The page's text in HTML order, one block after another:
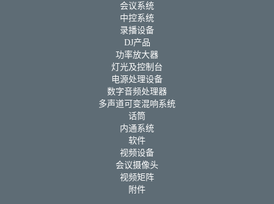
会议系统
中控系统
录播设备
DJ产品
功率放大器
灯光及控制台
电源处理设备
数字音频处理器
多声道可变混响系统
话筒
内通系统
软件
视频设备
会议摄像头
视频矩阵
附件